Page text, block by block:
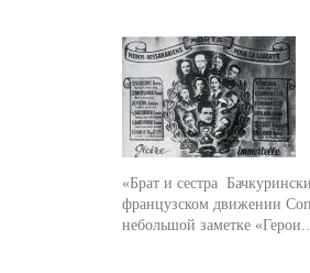
«Брат и сестра
французском движении
небольшой заметке